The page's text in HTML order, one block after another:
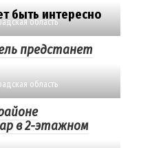
быть интересно
область
предстанет
область
в 2-этажном